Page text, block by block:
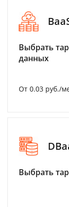
Выбрать
данных
От 0.03 руб./
Выбрать